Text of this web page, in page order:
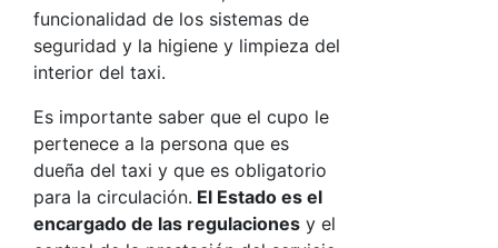
funcionalidad de los sistemas de
seguridad y la higiene y limpieza del
interior del taxi.
Es importante saber que el cupo le
pertenece a la persona que es
dueña del taxi y que es obligatorio
para la circulación. El Estado es el
encargado de las regulaciones y el